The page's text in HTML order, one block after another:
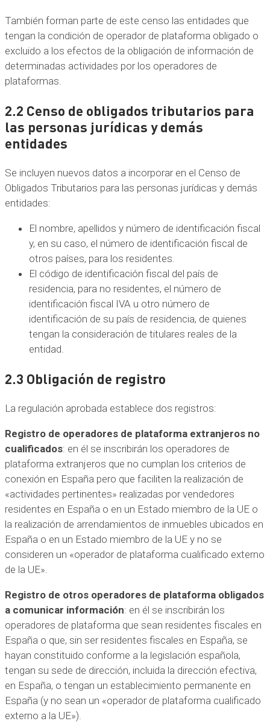
También forman parte de este censo las entidades que
tengan la condición de operador de plataforma obligado o
excluido a los efectos de la obligación de información de
determinadas actividades por los operadores de
plataformas.
2.2 Censo de obligados tributarios para
las personas jurídicas y demás
entidades
Se incluyen nuevos datos a incorporar en el Censo de
Obligados Tributarios para las personas jurídicas y demás
entidades:
El nombre, apellidos y número de identificación fiscal
y, en su caso, el número de identificación fiscal de
otros países, para los residentes.
El código de identificación fiscal del país de
residencia, para no residentes, el número de
identificación fiscal IVA u otro número de
identificación de su país de residencia, de quienes
tengan la consideración de titulares reales de la
entidad.
2.3 Obligación de registro
La regulación aprobada establece dos registros:
Registro de operadores de plataforma extranjeros no
cualificados: en él se inscribirán los operadores de
plataforma extranjeros que no cumplan los criterios de
conexión en España pero que faciliten la realización de
«actividades pertinentes» realizadas por vendedores
residentes en España o en un Estado miembro de la UE o
la realización de arrendamientos de inmuebles ubicados en
España o en un Estado miembro de la UE y no se
consideren un «operador de plataforma cualificado externo
de la UE».
Registro de otros operadores de plataforma obligados
a comunicar información: en él se inscribirán los
operadores de plataforma que sean residentes fiscales en
España o que, sin ser residentes fiscales en España, se
hayan constituido conforme a la legislación española,
tengan su sede de dirección, incluida la dirección efectiva,
en España, o tengan un establecimiento permanente en
España (y no sean un «operador de plataforma cualificado
externo a la UE»).